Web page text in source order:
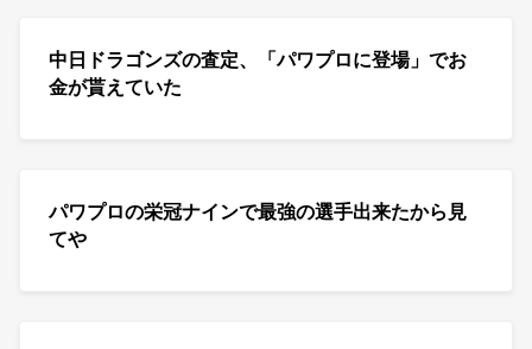
中日ドラゴンズの査定、「パワプロに登場」でお
金が貰えていた
パワプロの栄冠ナインで最強の選手出来たから見
てや